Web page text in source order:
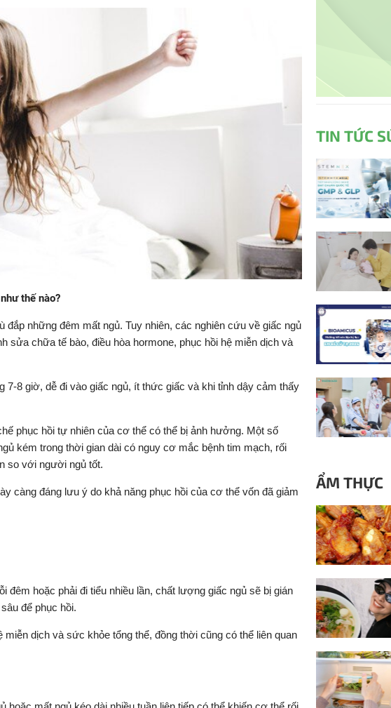
thế nào?
đắp những đêm mất ngủ. Tuy nhiên, các nghiên cứu về giấc ngủ
sửa chữa tế bào, điều hòa hormone, phục hồi hệ miễn dịch và
7-8 giờ, dễ đi vào giấc ngủ, ít thức giấc và khi tỉnh dậy cảm thấy
phục hồi tự nhiên của cơ thể có thể bị ảnh hưởng. Một số
kém trong thời gian dài có nguy cơ mắc bệnh tim mạch, rối
so với người ngủ tốt.
càng đáng lưu ý do khả năng phục hồi của cơ thể vốn đã giảm
đêm hoặc phải đi tiểu nhiều lần, chất lượng giấc ngủ sẽ bị gián
để phục hồi.
dịch và sức khỏe tổng thể, đồng thời cũng có thể liên quan
TIN TỨC
ẨM THỰC